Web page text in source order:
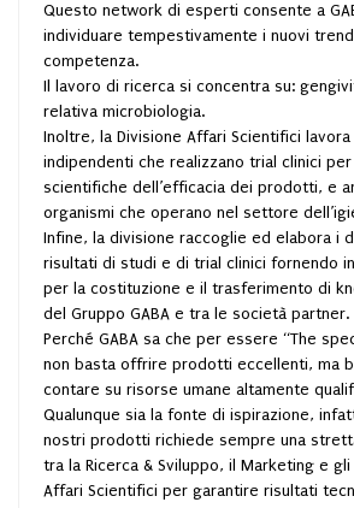
Questo network di esperti consente a
individuare tempestivamente i nuovi
competenza.
Il lavoro di ricerca si concentra su:
relativa microbiologia.
Inoltre, la Divisione Affari Scientifici
indipendenti che realizzano trial clinici
scientifiche dell’efficacia dei prodotti, e
organismi che operano nel settore
Infine, la divisione raccoglie ed elabora i
risultati di studi e di trial clinici fornendo
per la costituzione e il trasferimento di
del Gruppo GABA e tra le società partner.
Perché GABA sa che per essere “The
non basta offrire prodotti eccellenti, ma
contare su risorse umane altamente
Qualunque sia la fonte di ispirazione,
nostri prodotti richiede sempre una
tra la Ricerca & Sviluppo, il Marketing e
Affari Scientifici per garantire risultati